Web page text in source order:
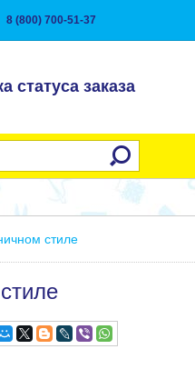
8 (800) 700-51-37
статуса заказа
стиле